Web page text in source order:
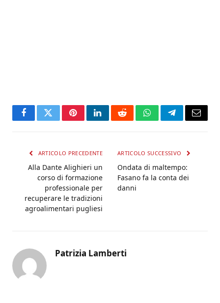
FacebookTwitterPinterestLinkedInRedditWhatsAppTelegramEmail
ARTICOLO PRECEDENTE
Alla Dante Alighieri un
corso di formazione
professionale per
recuperare le tradizioni
agroalimentari pugliesi
ARTICOLO SUCCESSIVO
Ondata di maltempo:
Fasano fa la conta dei
danni
Patrizia Lamberti